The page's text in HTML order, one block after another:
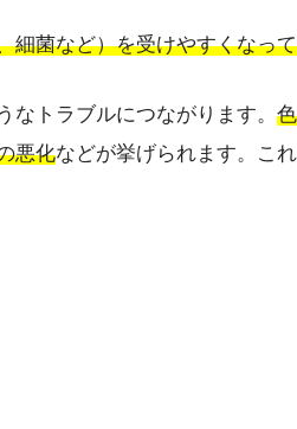
細菌など）を受けやすくなっ
トラブルにつながります。
悪化などが挙げられます。こ